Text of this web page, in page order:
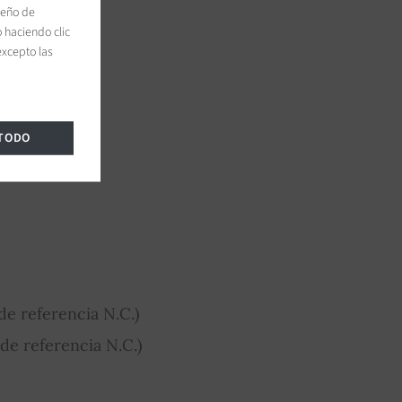
referencia N.C.)
referencia N.C.)
de
haciendo clic
las